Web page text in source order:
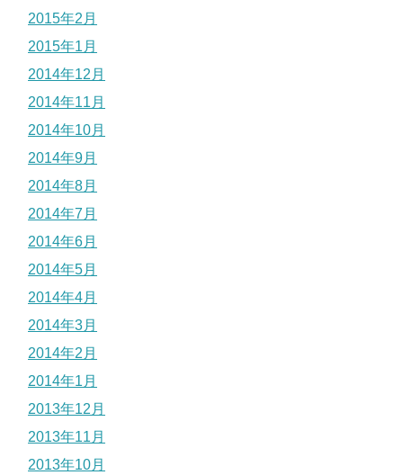
2015年2月
2015年1月
2014年12月
2014年11月
2014年10月
2014年9月
2014年8月
2014年7月
2014年6月
2014年5月
2014年4月
2014年3月
2014年2月
2014年1月
2013年12月
2013年11月
2013年10月